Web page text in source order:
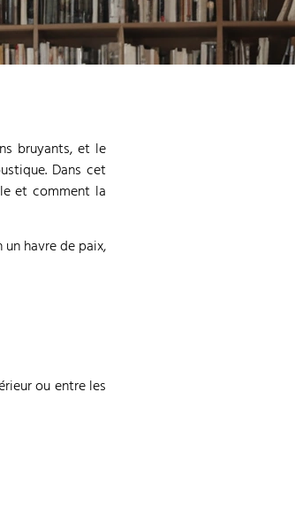
bruyants, et le
Dans cet
et comment la
havre de paix,
ou entre les